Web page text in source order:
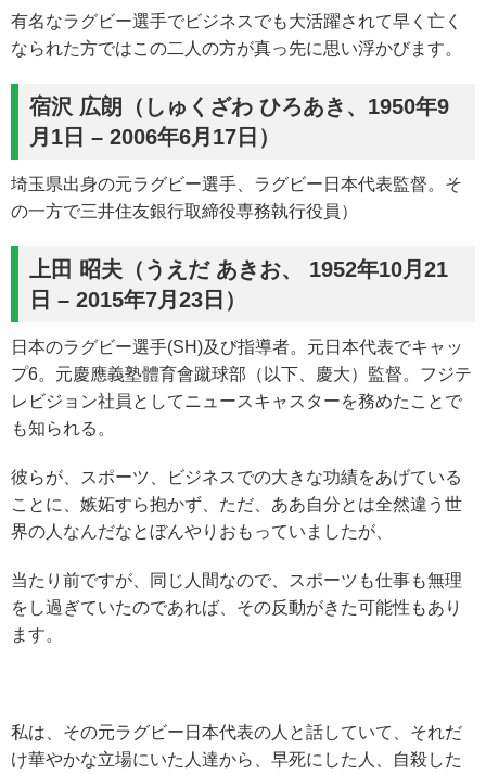
有名なラグビー選手でビジネスでも大活躍されて早く亡く
なられた方ではこの二人の方が真っ先に思い浮かびます。
宿沢 広朗（しゅくざわ ひろあき、1950年9
月1日 – 2006年6月17日）
埼玉県出身の元ラグビー選手、ラグビー日本代表監督。そ
の一方で三井住友銀行取締役専務執行役員）
上田 昭夫（うえだ あきお、 1952年10月21
日 – 2015年7月23日）
日本のラグビー選手(SH)及び指導者。元日本代表でキャッ
プ6。元慶應義塾體育會蹴球部（以下、慶大）監督。フジテ
レビジョン社員としてニュースキャスターを務めたことで
も知られる。
彼らが、スポーツ、ビジネスでの大きな功績をあげている
ことに、嫉妬すら抱かず、ただ、ああ自分とは全然違う世
界の人なんだなとぼんやりおもっていましたが、
当たり前ですが、同じ人間なので、スポーツも仕事も無理
をし過ぎていたのであれば、その反動がきた可能性もあり
ます。
私は、その元ラグビー日本代表の人と話していて、それだ
け華やかな立場にいた人達から、早死にした人、自殺した